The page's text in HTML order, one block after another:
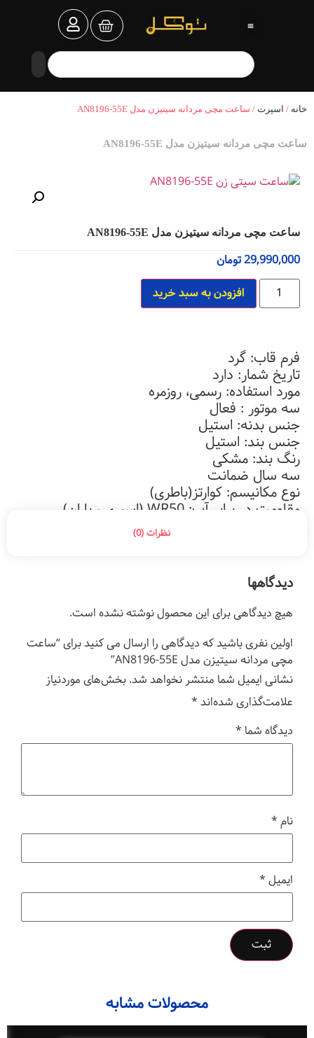
خانه / اسپرت / ساعت مچی مردانه سیتیزن مدل AN8196-55E
ساعت مچی مردانه سیتیزن مدل AN8196-55E
ساعت مچی مردانه سیتیزن مدل AN8196-55E
29,990,000تومان
افزودن به سبد خرید
فرم قاب: گرد
تاریخ شمار: دارد
مورد استفاده: رسمی، روزمره
سه موتور : فعال
جنس بدنه: استیل
جنس بند: استیل
رنگ بند: مشکی
سه سال ضمانت
نوع مکانیسم: کوارتز(باطری)
مقاومت در برابر آب: WR50 (اسپری ، باران)
نظرات (0)
دیدگاهها
هیچ دیدگاهی برای این محصول نوشته نشده است.
اولین نفری باشید که دیدگاهی را ارسال می کنید برای “ساعت
مچی مردانه سیتیزن مدل AN8196-55E”
نشانی ایمیل شما منتشر نخواهد شد. بخش‌های موردنیاز
علامت‌گذاری شده‌اند *
دیدگاه شما *
نام *
ایمیل *
محصولات مشابه